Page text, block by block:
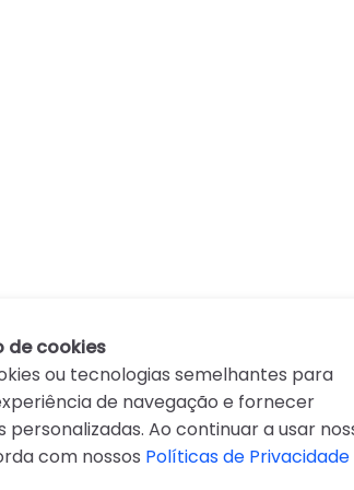
I J K L M N O P Q R
de cookies
ou tecnologias semelhantes para
de navegação e fornecer
Ao continuar a usar
com nossos Políticas de Privacidade